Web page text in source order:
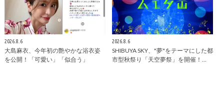
2026.8.6
大島麻衣、今年初の艶やかな浴衣姿
を公開！「可愛い」「似合う」
2026.8.6
SHIBUYA SKY、"夢"をテーマにした都
市型秋祭り「天空夢祭」を開催！…